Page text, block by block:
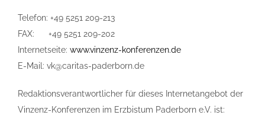
Telefon: +49 5251 209-213
FAX: +49 5251 209-202
Internetseite: www.vinzenz-konferenzen.de
E-Mail: vk@caritas-paderborn.de
Redaktionsverantwortlicher für dieses Internetangebot der
Vinzenz-Konferenzen im Erzbistum Paderborn e.V. ist: